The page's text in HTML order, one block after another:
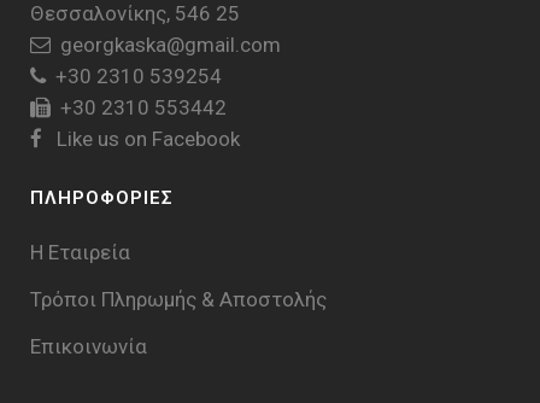
Θεσσαλονίκης, 546 25
georgkaska@gmail.com
+30 2310 539254
+30 2310 553442
Like us on Facebook
ΠΛΗΡΟΦΟΡΙΕΣ
Η Εταιρεία
Τρόποι Πληρωμής & Aποστολής
Επικοινωνία